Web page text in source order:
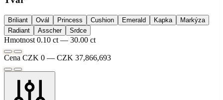
Briliant Ovál Princess Cushion Emerald Kapka
Markýza
Radiant
Asscher Srdce
Hmotnost 0.10 ct — 30.00 ct
Cena CZK 0 — CZK 37,866,693